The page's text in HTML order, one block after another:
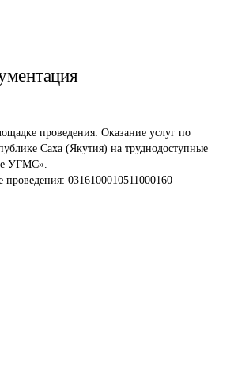
проведения: Оказание услуг по
Саха (Якутия) на труднодоступные
УГМС».
проведения: 0316100010511000160